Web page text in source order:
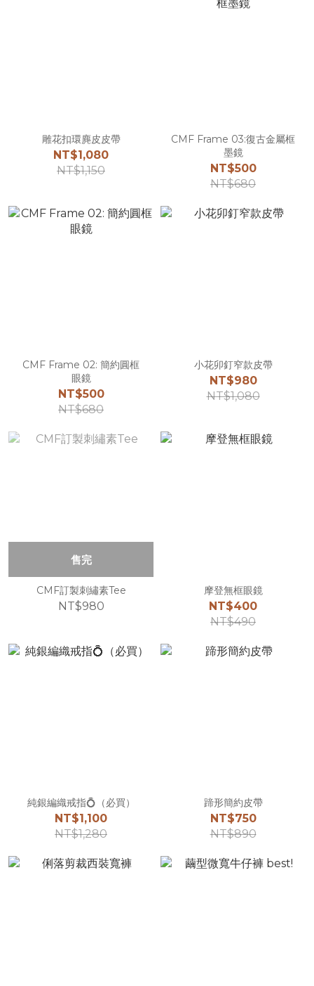
雕花扣環麂皮皮帶
NT$1,080
NT$1,150
CMF Frame 03:復古金屬框
墨鏡
NT$500
NT$680
CMF Frame 02: 簡約圓框
眼鏡
NT$500
NT$680
小花卯釘窄款皮帶
NT$980
NT$1,080
售完
CMF訂製刺繡素Tee
NT$980
摩登無框眼鏡
NT$400
NT$490
純銀編織戒指💍（必買）
NT$1,100
NT$1,280
蹄形簡約皮帶
NT$750
NT$890